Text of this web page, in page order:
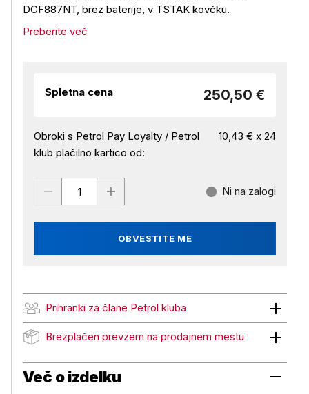
DCF887NT, brez baterije, v TSTAK kovčku.
Preberite več
Spletna cena 250,50 €
Obroki s Petrol Pay Loyalty / Petrol
klub plačilno kartico od:
10,43 € x 24
OBVESTITE ME
Ni na zalogi
Prihranki za člane Petrol kluba
Prihranki za člane Petrol kluba
Brezplačen prevzem na prodajnem mestu
Brezplačen prevzem na prodajnem mestu
Več o izdelku